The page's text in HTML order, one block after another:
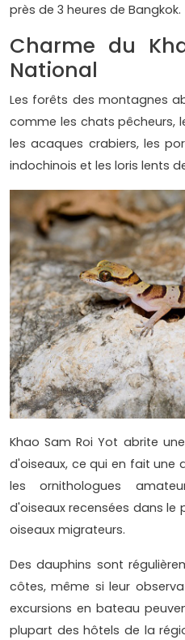
près de 3 heures de Bangkok.
Charme du
National
Les forêts des montagnes
comme les chats pêcheurs,
les acaques crabiers, les
indochinois et les loris lents
Khao Sam Roi Yot abrite
d'oiseaux, ce qui en fait une
les ornithologues
d'oiseaux recensées dans
oiseaux migrateurs.
Des dauphins sont
côtes, même si leur
excursions en bateau
plupart des hôtels de la